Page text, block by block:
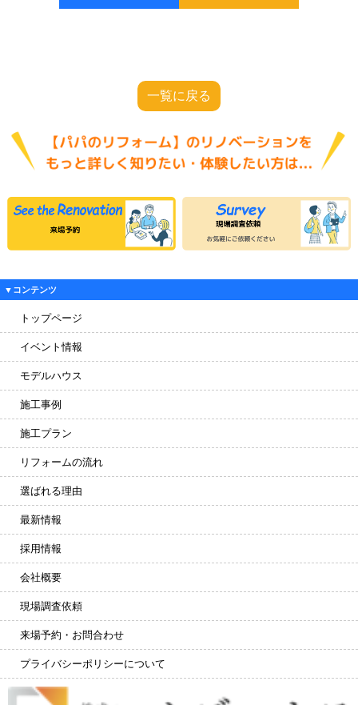
一覧に戻る
▼コンテンツ
トップページ
イベント情報
モデルハウス
施工事例
施工プラン
リフォームの流れ
選ばれる理由
最新情報
採用情報
会社概要
現場調査依頼
来場予約・お問合わせ
プライバシーポリシーについて